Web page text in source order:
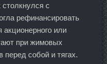
с
рефинансировать
акционерного или
при жимовых
собой и тягах.